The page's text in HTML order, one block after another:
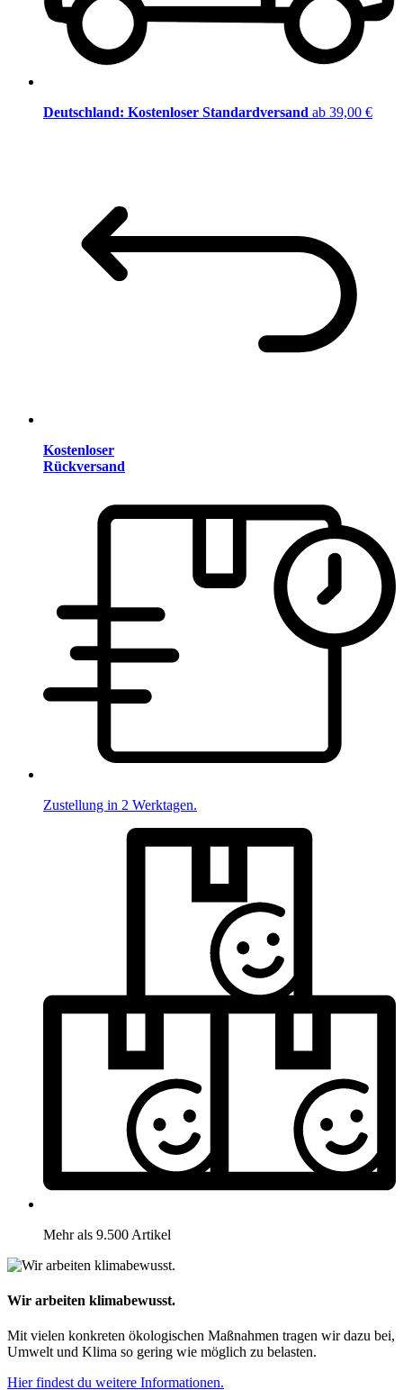
Deutschland: Kostenloser Standardversand ab 39,00 €
Kostenloser
Rückversand
Zustellung in 2 Werktagen.
Mehr als 9.500 Artikel
Wir arbeiten klimabewusst.
Mit vielen konkreten ökologischen Maßnahmen tragen wir dazu bei,
Umwelt und Klima so gering wie möglich zu belasten.
Hier findest du weitere Informationen.